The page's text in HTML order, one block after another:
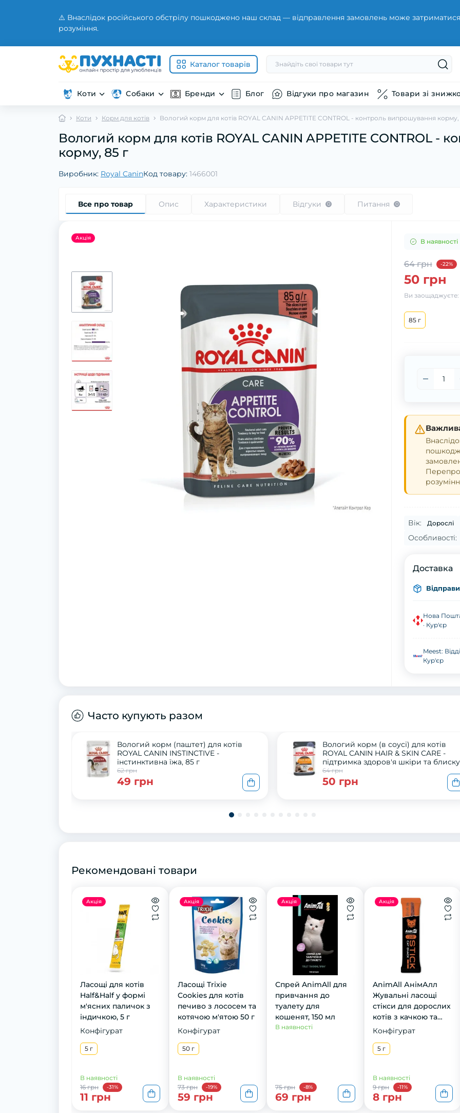
⚠️ Внаслідок російського обстрілу пошкоджено наш склад — відправлення замовлень може затриматися
розуміння.
Каталог товарів
Коти Собаки Бренди Блог Відгуки про магазин Товари зі
Коти Корм для котів Вологий корм для котів ROYAL CANIN APPETITE CONTROL - контроль випрошування корму,
Вологий корм для котів ROYAL CANIN APPETITE CONTROL -
корму, 85 г
Виробник: Royal CaninКод товару: 1466001
Все про товар Опис Характеристики Відгуки 0 Питання 0
Акція В наявності
64 грн -22%
50 грн
Ви заощаджуєте:
85 г
Вік: Дорослі
Особливості:
Доставка
Нова
· Кур'єр
Meest:
Кур'єр
Часто купують разом
Вологий корм (паштет) для котів
ROYAL CANIN INSTINCTIVE -
інстинктивна їжа, 85 г
62 грн
49 грн
Вологий корм (в соусі) для котів
ROYAL CANIN HAIR & SKIN CARE -
підтримка здоров'я шкіри та блиску
шерсті, 85 г
64 грн
50 грн
Рекомендовані товари
Акція
Ласощі для котів
Half&Half у формі
м'ясних паличок з
індичкою, 5 г
Конфігурат
5 г
В наявності
16 грн
-31%
11 грн
Акція
Ласощі Trixie
Cookies для котів
печиво з лососем та
котячою м'ятою 50 г
Конфігурат
50 г
В наявності
73 грн
-19%
59 грн
Акція
Спрей AnimAll для
привчання до
туалету для
кошенят, 150 мл
В наявності
75 грн -8%
69 грн
Акція
AnimAll АнімАлл
Жувальні ласощі
стікси для дорослих
котів з качкою та
рибою 5г
Конфігурат
5 г
В наявності
9 грн
-11%
8 грн